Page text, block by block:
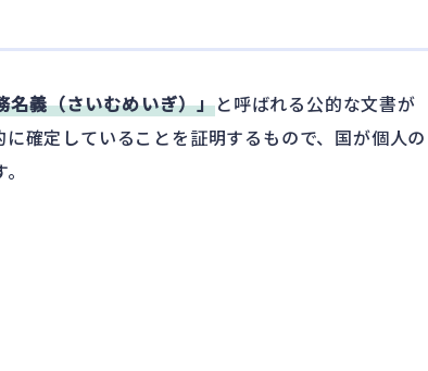
名義（さいむめいぎ）」と呼ばれる公的な文書が
確定していることを証明するもので、国が個人の